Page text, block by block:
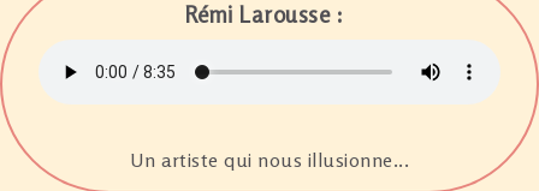
Rémi Larousse :
Un artiste qui nous illusionne...